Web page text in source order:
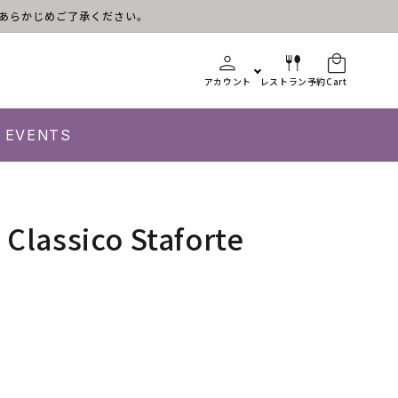
かじめご了承ください。
アカウント レストラン予約Cart
EVENTS
Classico Staforte